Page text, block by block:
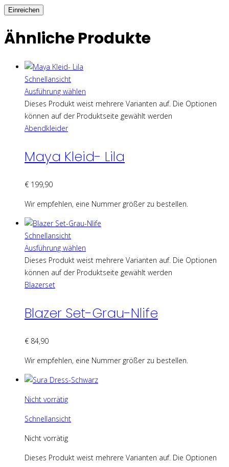
Ähnliche Produkte
Schnellansicht
Ausführung wählen
Dieses Produkt weist mehrere Varianten auf. Die Optionen
können auf der Produktseite gewählt werden
Abendkleider
Maya Kleid- Lila
€ 199,90
Wir empfehlen, eine Nummer größer zu bestellen.
Schnellansicht
Ausführung wählen
Dieses Produkt weist mehrere Varianten auf. Die Optionen
können auf der Produktseite gewählt werden
Blazerset
Blazer Set-Grau-Nlife
€ 84,90
Wir empfehlen, eine Nummer größer zu bestellen.
Nicht vorrätig
Schnellansicht
Nicht vorrätig
Dieses Produkt weist mehrere Varianten auf. Die Optionen